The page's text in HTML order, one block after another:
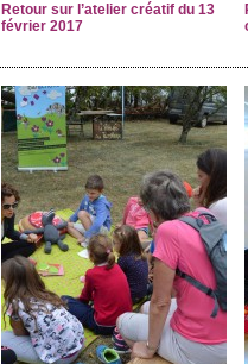
Retour sur l’atelier créatif du 13
février 2017